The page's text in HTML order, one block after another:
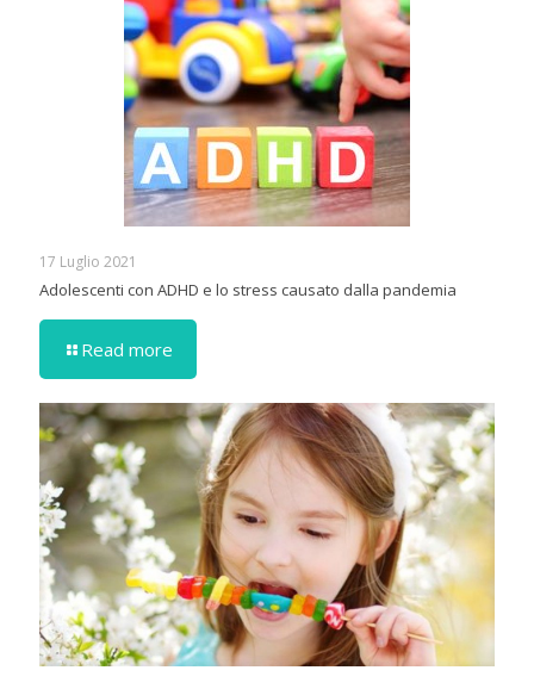
17 Luglio 2021
Adolescenti con ADHD e lo stress causato dalla pandemia
Read more